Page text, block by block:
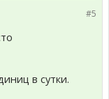
#5
в сутки.